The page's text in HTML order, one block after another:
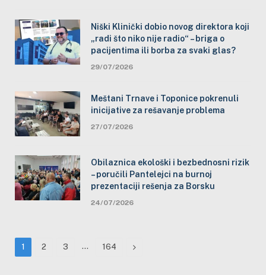
Niški Klinički dobio novog direktora koji
„radi što niko nije radio“ – briga o
pacijentima ili borba za svaki glas?
29/07/2026
Meštani Trnave i Toponice pokrenuli
inicijative za rešavanje problema
27/07/2026
Obilaznica ekološki i bezbednosni rizik
– poručili Pantelejci na burnoj
prezentaciji rešenja za Borsku
24/07/2026
1 2 3 … 164 Next